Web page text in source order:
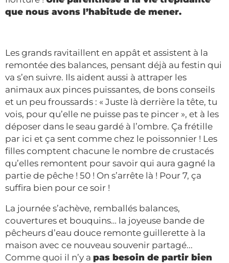
que nous avons l’habitude de mener.
Les grands ravitaillent en appât et assistent à la
remontée des balances, pensant déjà au festin qui
va s’en suivre. Ils aident aussi à attraper les
animaux aux pinces puissantes, de bons conseils
et un peu froussards : « Juste là derrière la tête, tu
vois, pour qu’elle ne puisse pas te pincer », et à les
déposer dans le seau gardé à l’ombre. Ça frétille
par ici et ça sent comme chez le poissonnier ! Les
filles comptent chacune le nombre de crustacés
qu’elles remontent pour savoir qui aura gagné la
partie de pêche ! 50 ! On s’arrête là ! Pour 7, ça
suffira bien pour ce soir !
La journée s’achève, remballés balances,
couvertures et bouquins… la joyeuse bande de
pêcheurs d’eau douce remonte guillerette à la
maison avec ce nouveau souvenir partagé...
Comme quoi il n’y a pas besoin de partir bien